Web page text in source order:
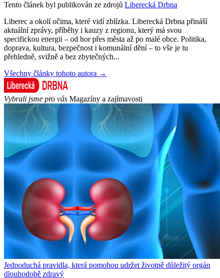
Tento článek byl publikován ze zdrojů Liberecká Drbna
Liberec a okolí očima, které vidí zblízka. Liberecká Drbna přináší
aktuální zprávy, příběhy i kauzy z regionu, který má svou
specifickou energii – od hor přes města až po malé obce. Politika,
doprava, kultura, bezpečnost i komunální dění – to vše je tu
přehledně, svižně a bez zbytečných...
Všechny články tohoto autora →
Vybrali jsme pro vás Magazíny a zajímavosti
Jednoduchá pravidla, která pomohou udržet životně důležitý orgán
dlouhodobě zdravý